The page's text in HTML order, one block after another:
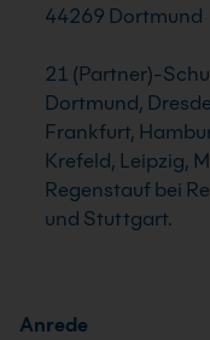
44269 Dortmund
21 (Partner)-
Dortmund,
Frankfurt,
Krefeld, Leipzig,
Regenstauf bei
und Stuttgart.
Anrede